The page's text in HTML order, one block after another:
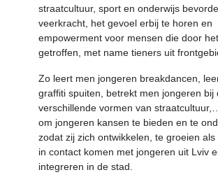
straatcultuur, sport en onderwijs
veerkracht, het gevoel erbij te horen en
empowerment voor mensen die door
getroffen, met name tieners uit
Zo leert men jongeren breakdancen,
graffiti spuiten, betrekt men jongeren bij
verschillende vormen van
om jongeren kansen te bieden en te
zodat zij zich ontwikkelen, te groeien
in contact komen met jongeren uit Lviv
integreren in de stad.